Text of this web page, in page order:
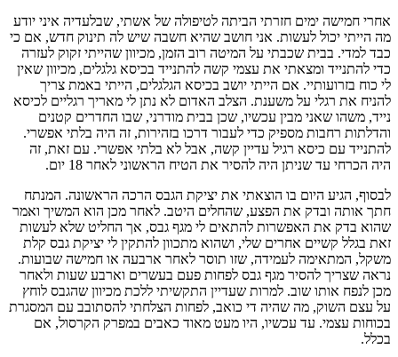
אחרי חמישה ימים חזרתי הביתה לטיפולה של אשתי, שבלעדיה איני יודע
מה הייתי יכול לעשות. אני חושב שהיא חשבה שיש לה תינוק חדש, אם כי
כבד למדי. בבית שכבתי על המיטה רוב הזמן, מכיוון שהייתי זקוק לעזרה
כדי להתנייד ומצאתי את עצמי קשה להתנייד בכיסא גלגלים, מכיוון שאין
לי כוח בזרועותיי. אם הייתי יושב בכיסא הגלגלים, הייתי באמת צריך
להניח את רגלי על משענת. הצלב האדום לא נתן לי מאריך רגליים לכיסא
נייד, משהו שאני מבין עכשיו, שכן בבית מודרני, שבו החדרים קטנים
והדלתות רחבות מספיק כדי לעבור דרכו בזהירות, זה היה בלתי אפשרי.
להתנייד עם כיסא רגיל עדיין קשה, אבל לא בלתי אפשרי. עם זאת, זה
היה הכרחי עד שניתן היה להסיר את הטיח הראשוני לאחר 18 יום.
לבסוף, הגיע היום בו הוצאתי את יציקת הגבס הרכה הראשונה. המנתח
חתך אותה ובדק את הפצע, שהחלים היטב. לאחר מכן הוא המשיך ואמר
שהוא בדק את האפשרות להתאים לי מגף גבס, אך החליט שלא לעשות
זאת בגלל קשיים אחרים שלי, ושהוא מתכוון להתקין לי יציקת גבס קלת
משקל, המתאימה לעמידה, שזו תוסר לאחר ארבעה או חמישה שבועות.
נראה שצריך להסיר מגף גבס לפחות פעם בעשרים וארבע שעות ולאחר
מכן לנפח אותו שוב. למרות שעדיין התקשיתי ללכת מכיוון שהגבס לוחץ
על עצם השוק, מה שהיה די כואב, לפחות הצלחתי להסתובב עם המסגרת
בכוחות עצמי. עד עכשיו, היו מעט מאוד כאבים במפרק הקרסול, אם
בכלל.